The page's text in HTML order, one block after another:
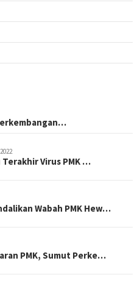
Terakhir Virus PMK …
Wabah PMK Hew…
PMK, Sumut Perke…